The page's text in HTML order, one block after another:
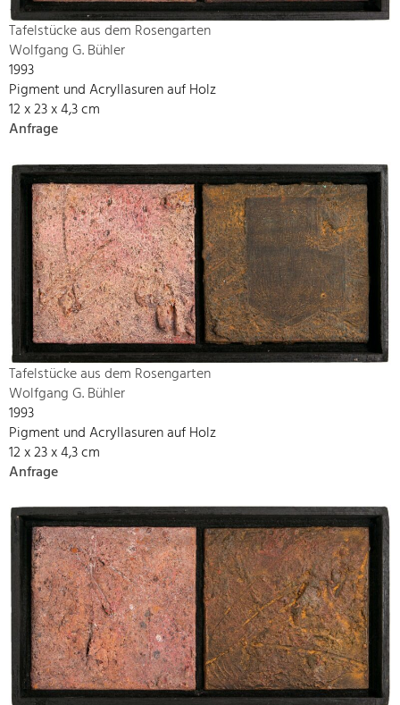
Tafelstücke aus dem Rosengarten
Wolfgang G. Bühler
1993
Pigment und Acryllasuren auf Holz
12 x 23 x 4,3 cm
Anfrage
Tafelstücke aus dem Rosengarten
Wolfgang G. Bühler
1993
Pigment und Acryllasuren auf Holz
12 x 23 x 4,3 cm
Anfrage